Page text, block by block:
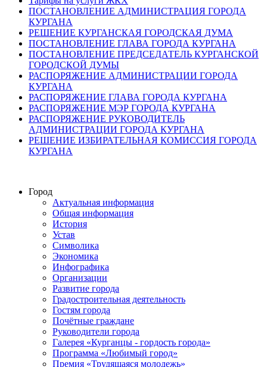
ПОСТАНОВЛЕНИЕ АДМИНИСТРАЦИЯ ГОРОДА
КУРГАНА
РЕШЕНИЕ КУРГАНСКАЯ ГОРОДСКАЯ ДУМА
ПОСТАНОВЛЕНИЕ ГЛАВА ГОРОДА КУРГАНА
ПОСТАНОВЛЕНИЕ ПРЕДСЕДАТЕЛЬ КУРГАНСКОЙ
ГОРОДСКОЙ ДУМЫ
РАСПОРЯЖЕНИЕ АДМИНИСТРАЦИИ ГОРОДА
КУРГАНА
РАСПОРЯЖЕНИЕ ГЛАВА ГОРОДА КУРГАНА
РАСПОРЯЖЕНИЕ МЭР ГОРОДА КУРГАНА
РАСПОРЯЖЕНИЕ РУКОВОДИТЕЛЬ
АДМИНИСТРАЦИИ ГОРОДА КУРГАНА
РЕШЕНИЕ ИЗБИРАТЕЛЬНАЯ КОМИССИЯ ГОРОДА
КУРГАНА
Город
Актуальная информация
Общая информация
История
Устав
Символика
Экономика
Инфографика
Организации
Развитие города
Градостроительная деятельность
Гостям города
Почётные граждане
Руководители города
Галерея «Курганцы - гордость города»
Программа «Любимый город»
Премия «Трудящаяся молодежь»